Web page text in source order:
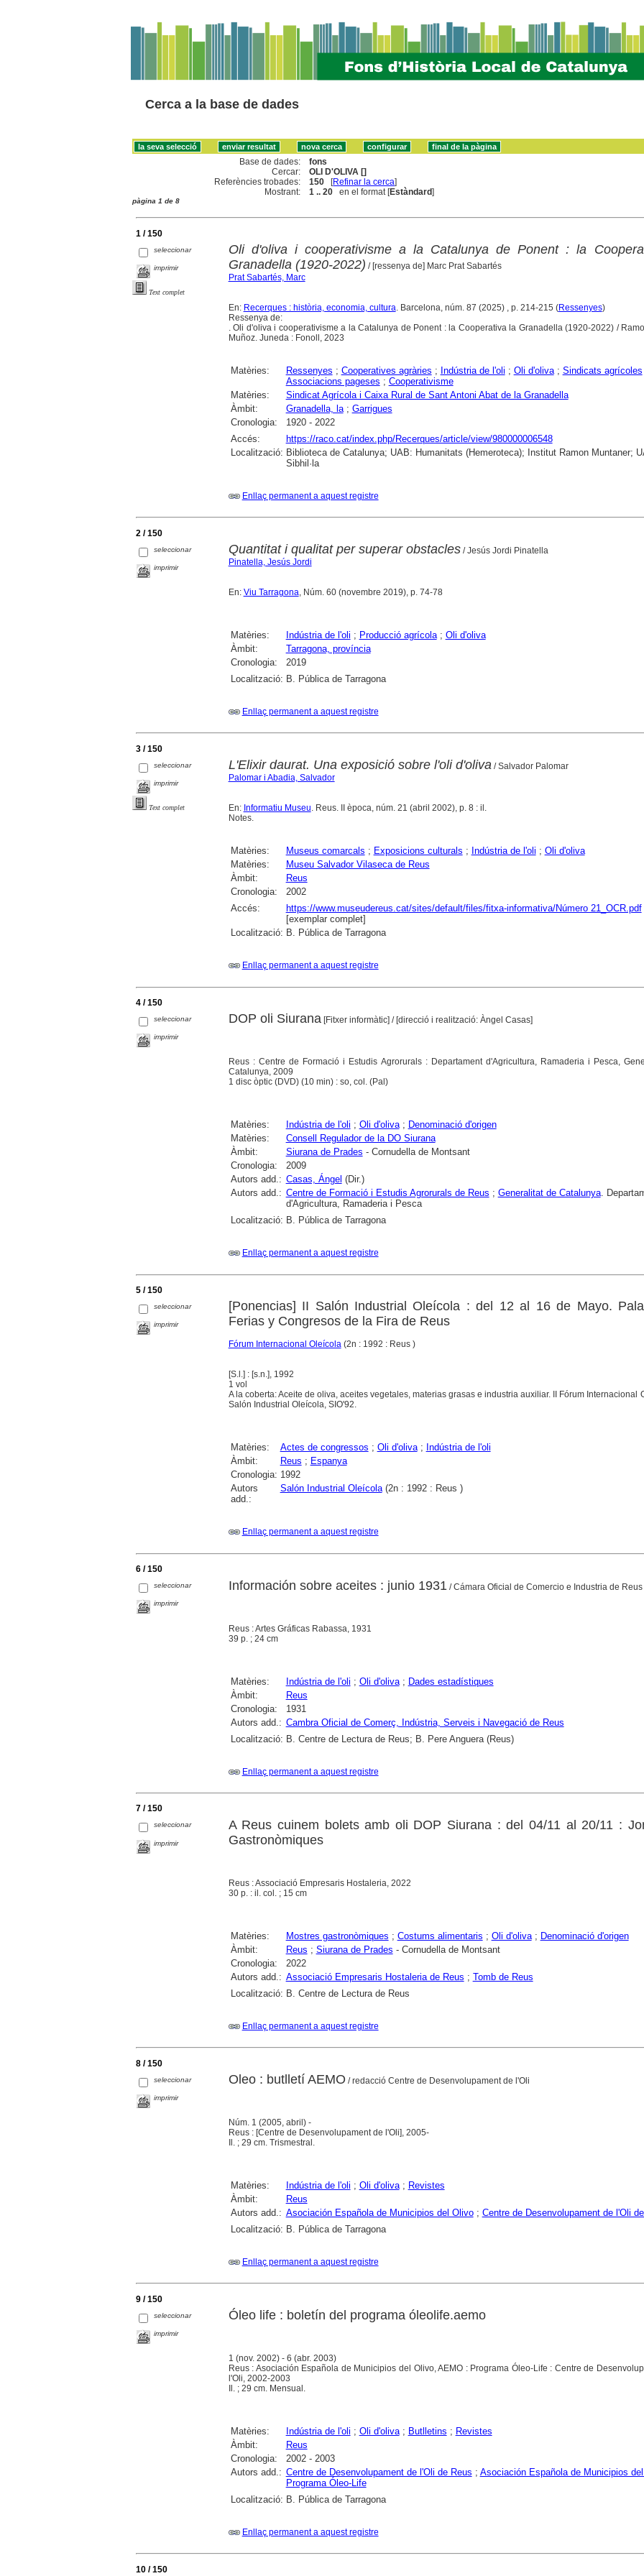
Cerca a la base de dades
Base de dades:
fons
Cercar:
OLI D'OLIVA []
Referències trobades:
150 [Refinar la cerca]
Mostrant:
1 .. 20 en el format [Estàndard]
pàgina 1 de 8
1 / 150
seleccionar
imprimir
Text complet
Oli d'oliva i cooperativisme a la Catalunya de Ponent : la
Granadella (1920-2022) / [ressenya de] Marc Prat Sabartés
Prat Sabartés, Marc
En: Recerques : història, economia, cultura. Barcelona, núm. 87 (2025) , p. 214-215 (Ressenyes)
Ressenya de:
. Oli d'oliva i cooperativisme a la Catalunya de Ponent : la Cooperativa la Granadella (1920-2022) /
Muñoz. Juneda : Fonoll, 2023
Matèries: Ressenyes ; Cooperatives agràries ; Indústria de l'oli ; Oli d'oliva; Sindicats agrícoles
Associacions pageses ; Cooperativisme
Matèries:
Sindicat Agrícola i Caixa Rural de Sant Antoni Abat de la Granadella
Àmbit:
Granadella, la; Garrigues
Cronologia:
1920 - 2022
Accés:
https://raco.cat/index.php/Recerques/article/view/980000006548
Localització: Biblioteca de Catalunya; UAB: Humanitats (Hemeroteca); Institut Ramon Muntaner;
Sibhil·la
Enllaç permanent a aquest registre
2 / 150
seleccionar
imprimir
Quantitat i qualitat per superar obstacles/ Jesús Jordi Pinatella
Pinatella, Jesús Jordi
En: Viu Tarragona, Núm. 60 (novembre 2019), p. 74-78
Matèries: Indústria de l'oli ; Producció agrícola; Oli d'oliva
Àmbit:
Tarragona, província
Cronologia:
2019
Localització: B. Pública de Tarragona
Enllaç permanent a aquest registre
3 / 150
seleccionar
imprimir
Text complet
L'Elixir daurat. Una exposició sobre l'oli d'oliva/ Salvador Palomar
Palomar i Abadia, Salvador
En: Informatiu Museu. Reus. II època, núm. 21 (abril 2002), p. 8 : il.
Notes.
Matèries: Museus comarcals ; Exposicions culturals ; Indústria de l'oli ; Oli d'oliva
Matèries:
Museu Salvador Vilaseca de Reus
Àmbit:
Reus
Cronologia:
2002
Accés:
https://www.museudereus.cat/sites/default/files/fitxa-informativa/Número 21_OCR.pdf
[exemplar complet]
Localització: B. Pública de Tarragona
Enllaç permanent a aquest registre
4 / 150
seleccionar
imprimir
DOP oli Siurana[Fitxer informàtic] / [direcció i realització: Àngel Casas]
Reus : Centre de Formació i Estudis Agrorurals : Departament d'Agricultura, Ramaderia i Pesca,
Catalunya, 2009
1 disc òptic (DVD) (10 min) : so, col. (Pal)
Matèries: Indústria de l'oli ; Oli d'oliva; Denominació d'origen
Matèries:
Consell Regulador de la DO Siurana
Àmbit:
Siurana de Prades - Cornudella de Montsant
Cronologia:
2009
Autors add.: Casas, Ángel (Dir.)
Autors add.: Centre de Formació i Estudis Agrorurals de Reus ; Generalitat de Catalunya.
d'Agricultura, Ramaderia i Pesca
Localització: B. Pública de Tarragona
Enllaç permanent a aquest registre
5 / 150
seleccionar
imprimir
[Ponencias] II Salón Industrial Oleícola : del 12 al 16 de Mayo.
Ferias y Congresos de la Fira de Reus
Fórum Internacional Oleícola(2n : 1992 : Reus )
[S.l.] : [s.n.], 1992
1 vol
A la coberta: Aceite de oliva, aceites vegetales, materias grasas e industria auxiliar. II Fórum Internacional
Salón Industrial Oleícola, SIO'92.
Matèries: Actes de congressos ; Oli d'oliva; Indústria de l'oli
Àmbit:
Reus ; Espanya
Cronologia: 1992
Autors
add.:
Salón Industrial Oleícola(2n : 1992 : Reus )
Enllaç permanent a aquest registre
6 / 150
seleccionar
imprimir
Información sobre aceites : junio 1931 / Cámara Oficial de Comercio e Industria de Reus
Reus : Artes Gráficas Rabassa, 1931
39 p. ; 24 cm
Matèries: Indústria de l'oli ; Oli d'oliva; Dades estadístiques
Àmbit:
Reus
Cronologia:
1931
Autors add.: Cambra Oficial de Comerç, Indústria, Serveis i Navegació de Reus
Localització: B. Centre de Lectura de Reus; B. Pere Anguera (Reus)
Enllaç permanent a aquest registre
7 / 150
seleccionar
imprimir
A Reus cuinem bolets amb oli DOP Siurana : del 04/11 al 20/11 :
Gastronòmiques
Reus : Associació Empresaris Hostaleria, 2022
30 p. : il. col. ; 15 cm
Matèries: Mostres gastronòmiques ; Costums alimentaris ; Oli d'oliva; Denominació d'origen
Àmbit:
Reus ; Siurana de Prades - Cornudella de Montsant
Cronologia:
2022
Autors add.: Associació Empresaris Hostaleria de Reus ; Tomb de Reus
Localització: B. Centre de Lectura de Reus
Enllaç permanent a aquest registre
8 / 150
seleccionar
imprimir
Oleo : butlletí AEMO / redacció Centre de Desenvolupament de l'Oli
Núm. 1 (2005, abril) -
Reus : [Centre de Desenvolupament de l'Oli], 2005-
Il. ; 29 cm. Trismestral.
Matèries: Indústria de l'oli ; Oli d'oliva; Revistes
Àmbit:
Reus
Autors add.: Asociación Española de Municipios del Olivo; Centre de Desenvolupament de l'Oli
Localització: B. Pública de Tarragona
Enllaç permanent a aquest registre
9 / 150
seleccionar
imprimir
Óleo life : boletín del programa óleolife.aemo
1 (nov. 2002) - 6 (abr. 2003)
Reus : Asociación Española de Municipios del Olivo, AEMO : Programa Óleo-Life : Centre de
l'Oli, 2002-2003
Il. ; 29 cm. Mensual.
Matèries: Indústria de l'oli ; Oli d'oliva; Butlletins ; Revistes
Àmbit:
Reus
Cronologia:
2002 - 2003
Autors add.: Centre de Desenvolupament de l'Oli de Reus ; Asociación Española de Municipios
Programa Óleo-Life
Localització: B. Pública de Tarragona
Enllaç permanent a aquest registre
10 / 150